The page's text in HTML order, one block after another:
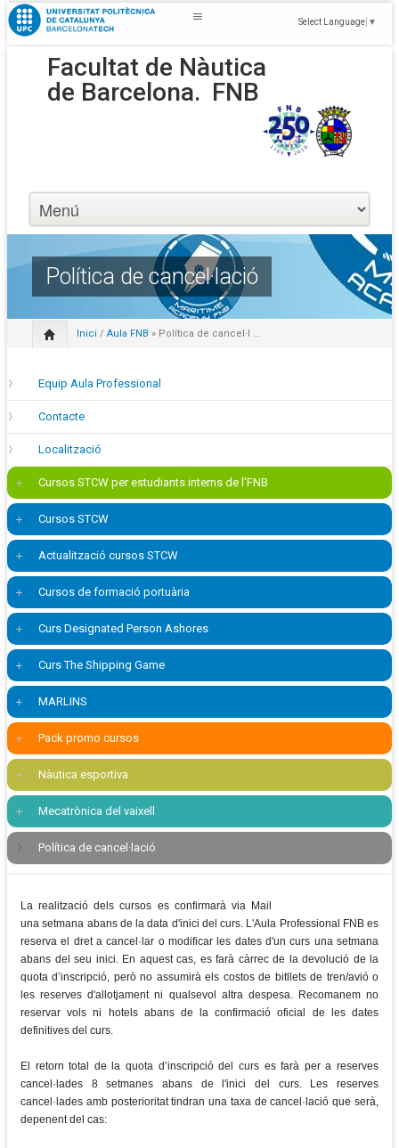
Select Language ▼
Facultat de Nàutica
de Barcelona. FNB
Política de cancel·lació
Inici / Aula FNB » Política de cancel·l ...
Equip Aula Professional
Contacte
Localització
Cursos STCW per estudiants interns de l'FNB
Cursos STCW
Actualització cursos STCW
Cursos de formació portuària
Curs Designated Person Ashores
Curs The Shipping Game
MARLINS
Pack promo cursos
Nàutica esportiva
Mecatrònica del vaixell
Política de cancel·lació
La realització dels cursos es confirmarà via Mail
una setmana abans de la data d'inici del curs. L'Aula Professional FNB es
reserva el dret a cancel·lar o modificar les dates d'un curs una setmana
abans del seu inici. En aquest cas, es farà càrrec de la devolució de la
quota d’inscripció, però no assumirà els costos de bitllets de tren/avió o
les reserves d'allotjament ni qualsevol altra despesa. Recomanem no
reservar vols ni hotels abans de la confirmació oficial de les dates
definitives del curs.
El retorn total de la quota d’inscripció del curs es farà per a reserves
cancel·lades 8 setmanes abans de l'inici del curs. Les reserves
cancel·lades amb posterioritat tindran una taxa de cancel·lació que serà,
depenent del cas: